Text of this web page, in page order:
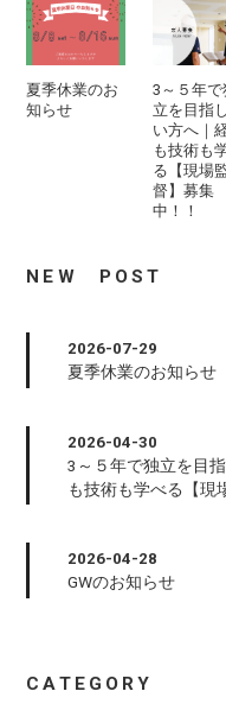
夏季休業のお
知らせ
3～５年で
立を目指
い方へ｜
も技術も
る【現場
督】募集
中！！
NEW POST
2026-07-29
夏季休業のお知らせ
2026-04-30
3～５年で独立を目
も技術も学べる【現
2026-04-28
GWのお知らせ
CATEGORY